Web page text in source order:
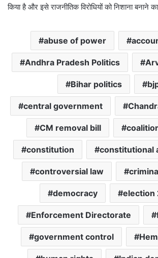
किया है और इसे राजनीतिक विरोधियों को निशाना बनाने
abuse of power
Andhra Pradesh Politics
Bihar politics
central government
CM removal bill
constitution constitutional
controversial law
democracy election
Enforcement Directorate
government control